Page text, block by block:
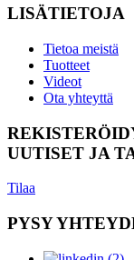
LISÄTIETOJA
Tietoa meistä
Tuotteet
Videot
Ota yhteyttä
UUTISET JA
Tilaa
PYSY